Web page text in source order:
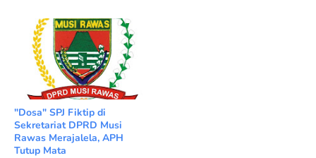
"Dosa" SPJ Fiktip di
Sekretariat DPRD Musi
Rawas Merajalela, APH
Tutup Mata